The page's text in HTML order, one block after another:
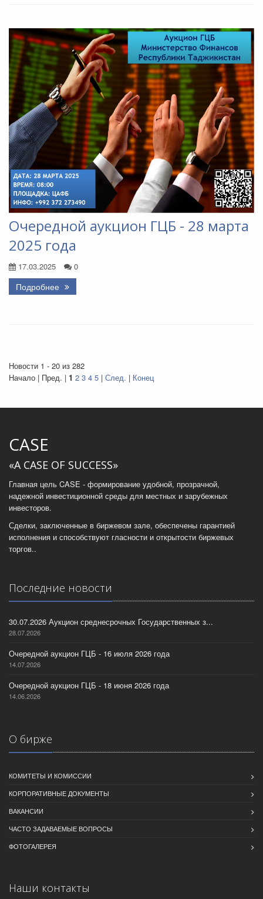
Очередной аукцион ГЦБ - 28 марта
2025 года
17.03.2025 0
Подробнее
Новости 1 - 20 из 282
Начало | Пред. | 1 2 3 4 5 | След. | Конец
CASE
«A CASE OF SUCCESS»
Главная цель CASE - формирование удобной, прозрачной,
надежной инвестиционной среды для местных и зарубежных
инвесторов.
Сделки, заключенные в биржевом зале, обеспечены гарантией
исполнения и способствуют гласности и открытости биржевых
торгов..
Последние новости
30.07.2026 Аукцион среднесрочных Государственных з...
28.07.2026
Очередной аукцион ГЦБ - 16 июля 2026 года
14.07.2026
Очередной аукцион ГЦБ - 18 июня 2026 года
14.06.2026
О бирже
КОМИТЕТЫ И КОМИССИИ
КОРПОРАТИВНЫЕ ДОКУМЕНТЫ
ВАКАНСИИ
ЧАСТО ЗАДАВАЕМЫЕ ВОПРОСЫ
ФОТОГАЛЕРЕЯ
Наши контакты